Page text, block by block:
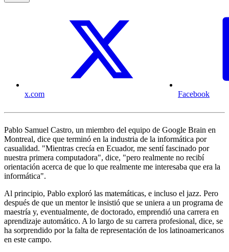
x.com Facebook
Pablo Samuel Castro, un miembro del equipo de Google Brain en
Montreal, dice que terminó en la industria de la informática por
casualidad. "Mientras crecía en Ecuador, me sentí fascinado por
nuestra primera computadora", dice, "pero realmente no recibí
orientación acerca de que lo que realmente me interesaba que era la
informática".
Al principio, Pablo exploró las matemáticas, e incluso el jazz. Pero
después de que un mentor le insistió que se uniera a un programa de
maestría y, eventualmente, de doctorado, emprendió una carrera en
aprendizaje automático. A lo largo de su carrera profesional, dice, se
ha sorprendido por la falta de representación de los latinoamericanos
en este campo.